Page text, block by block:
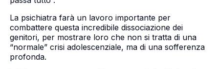
La psichiatra farà un lavoro importante per
combattere questa incredibile dissociazione dei
genitori, per mostrare loro che non si tratta di una
“normale” crisi adolescenziale, ma di una sofferenza
profonda.